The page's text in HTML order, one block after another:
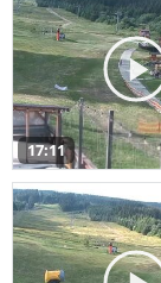
17:11